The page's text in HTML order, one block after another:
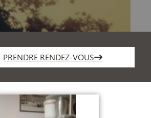
PRENDRE RENDEZ-VOUS